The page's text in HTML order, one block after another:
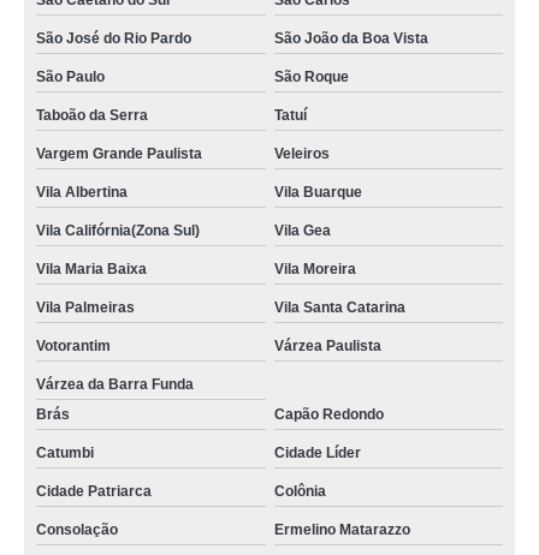
valor de locação e higienização de toalha industrial Vila Santa Catarina
valor de aluguel de toalha industrial virgem Vila Gea
locação e higienização de toalha industrial valor Jardim Modelo
locação de toalha industrial valor Ribeirão Pires
aluguel de toalha industrial virgem Santo Amaro
onde faz locação de toalha industrial nova Jardim Satélite
locação de toalha para salão de beleza Jardim São João
valor de empresa de locação de toalha industrial Vila Carrão
onde faz locação de toalha industrial reciclada Osasco
onde faz locação de toalha industrial relavada Extrema
aluguel de toalha para banheiro valor Limeira
São José do Rio Pardo São João da Boa Vista
São Paulo São Roque
Taboão da Serra Tatuí
Vargem Grande Paulista Veleiros
Vila Albertina Vila Buarque
Vila Califórnia(Zona Sul) Vila Gea
Vila Maria Baixa Vila Moreira
Vila Palmeiras Vila Santa Catarina
Votorantim Várzea Paulista
Várzea da Barra Funda
Brás
Capão Redondo
Catumbi Cidade Líder
Cidade Patriarca Colônia
Consolação Ermelino Matarazzo